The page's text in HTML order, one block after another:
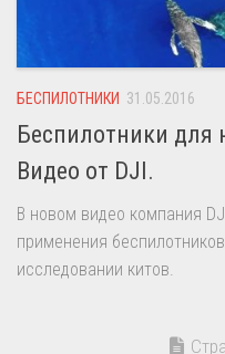
БЕСПИЛОТНИКИ 31.05.2016
Беспилотники для
Видео от DJI.
В новом видео компания
применения
исследовании китов.